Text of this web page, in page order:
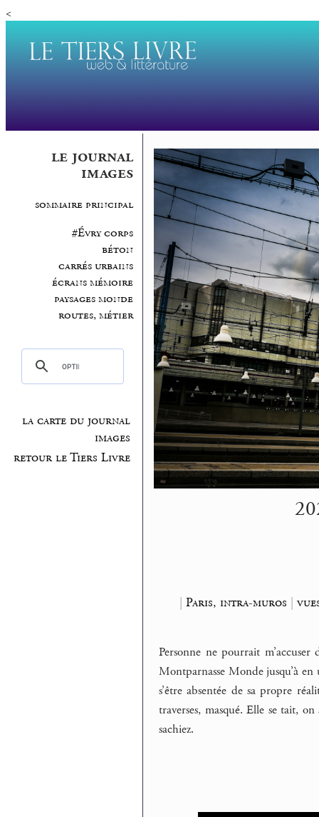
<
le journal
images
sommaire principal
#Évry corps
béton
carrés urbains
écrans mémoire
paysages monde
routes, métier
la carte du journal
images
retour le Tiers Livre
| Paris, intra-muros |
Personne ne pourrait
Montparnasse Monde jusqu’à
s’être absentée de sa propre
traverses, masqué. Elle se tait,
sachiez.